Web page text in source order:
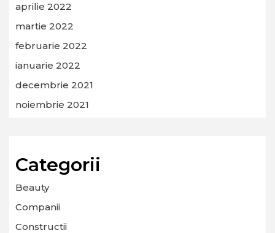
aprilie 2022
martie 2022
februarie 2022
ianuarie 2022
decembrie 2021
noiembrie 2021
Categorii
Beauty
Companii
Constructii